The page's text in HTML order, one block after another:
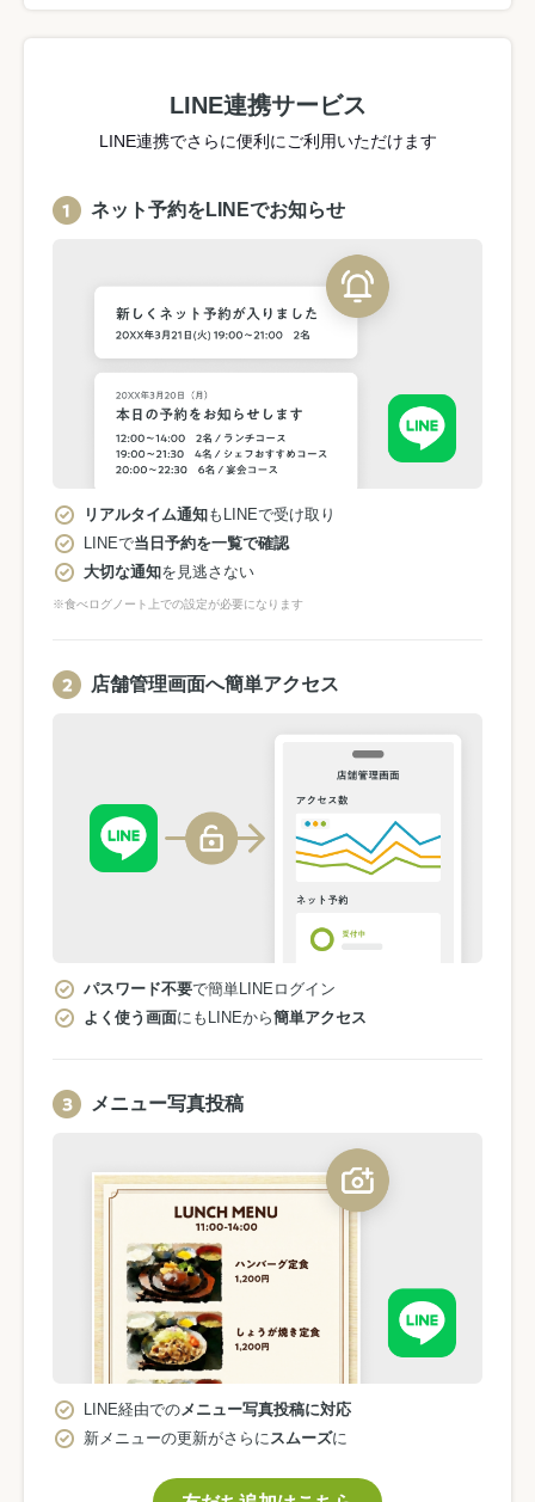
LINE連携サービス
LINE連携でさらに便利にご利用いただけます
ネット予約をLINEでお知らせ
リアルタイム通知もLINEで受け取り
LINEで当日予約を一覧で確認
大切な通知を見逃さない
※食べログノート上での設定が必要になります
店舗管理画面へ簡単アクセス
パスワード不要で簡単LINEログイン
よく使う画面にもLINEから簡単アクセス
メニュー写真投稿
LINE経由での メニュー写真投稿に対応
新メニューの更新がさらに スムーズに